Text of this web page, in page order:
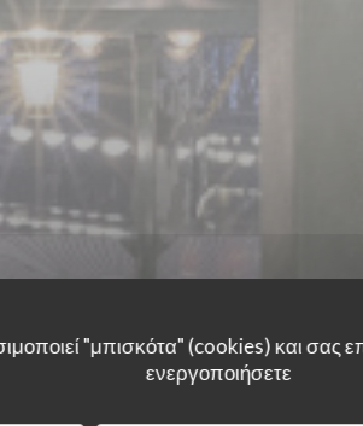
"μπισκότα" (cookies) και σας
ενεργοποιήσετε
des